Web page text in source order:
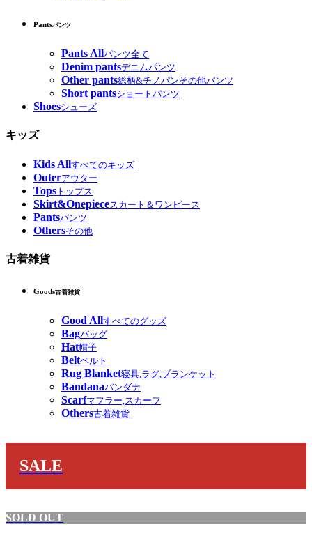
Pantsパンツ
Pants Allパンツ全て
Denim pantsデニムパンツ
Other pants総柄&チノパンその他パンツ
Short pantsショートパンツ
Shoesシューズ
キッズ
Kids Allすべてのキッズ
Outerアウター
Tops トップス
Skirt&Onepieceスカート＆ワンピース
Pantsパンツ
Othersその他
古着雑貨
Goods古着雑貨
Good Allすべてのグッズ
Bagバッグ
Hat帽子
Beltベルト
Rug Blanket寝具,ラグ,ブランケット
Bandanaバンダナ
Scarfマフラー,スカーフ
Others古着雑貨
SALE
SOLD OUT